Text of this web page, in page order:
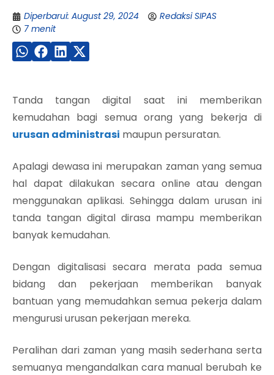
Diperbarui: August 29, 2024
Redaksi SIPAS
7 menit
Tanda tangan digital saat ini memberikan
kemudahan bagi semua orang yang bekerja di
urusan administrasi maupun persuratan.
Apalagi dewasa ini merupakan zaman yang semua
hal dapat dilakukan secara online atau dengan
menggunakan aplikasi. Sehingga dalam urusan ini
tanda tangan digital dirasa mampu memberikan
banyak kemudahan.
Dengan digitalisasi secara merata pada semua
bidang dan pekerjaan memberikan banyak
bantuan yang memudahkan semua pekerja dalam
mengurusi urusan pekerjaan mereka.
Peralihan dari zaman yang masih sederhana serta
semuanya mengandalkan cara manual berubah ke